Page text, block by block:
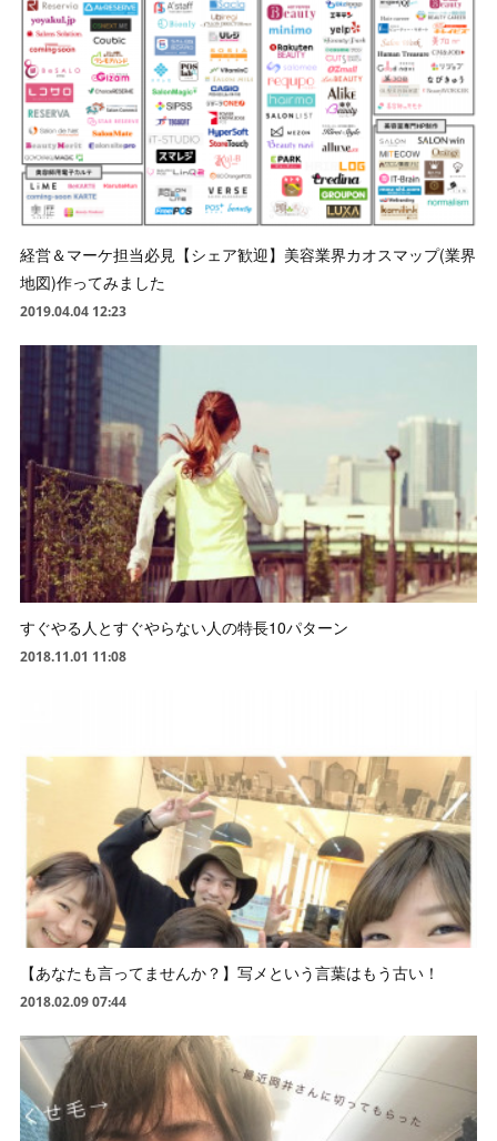
経営＆マーケ担当必見【シェア歓迎】美容業界カオスマップ(業界
地図)作ってみました
2019.04.04 12:23
すぐやる人とすぐやらない人の特長10パターン
2018.11.01 11:08
【あなたも言ってませんか？】写メという言葉はもう古い！
2018.02.09 07:44